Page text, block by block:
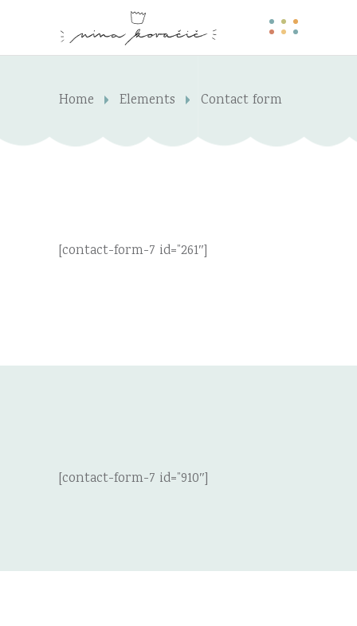
Home Elements Contact form
[contact-form-7 id=”261″]
[contact-form-7 id=”910″]